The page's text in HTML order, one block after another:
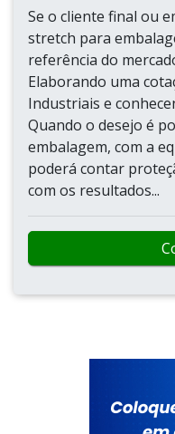
Se o cliente final ou
stretch para
referência do
Elaborando uma
Industriais e
Quando o desejo é
embalagem, com a
poderá contar
com os resultados...